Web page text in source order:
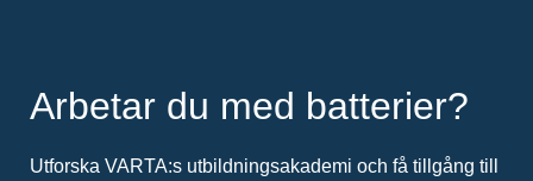
Arbetar du med batterier?
Utforska VARTA:s utbildningsakademi och få tillgång till